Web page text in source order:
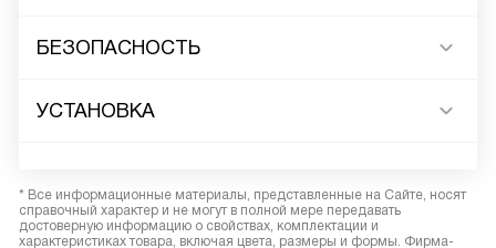
БЕЗОПАСНОСТЬ
УСТАНОВКА
* Все информационные материалы, представленные на Сайте, носят
справочный характер и не могут в полной мере передавать
достоверную информацию о свойствах, комплектации и
характеристиках товара, включая цвета, размеры и формы. Фирма-